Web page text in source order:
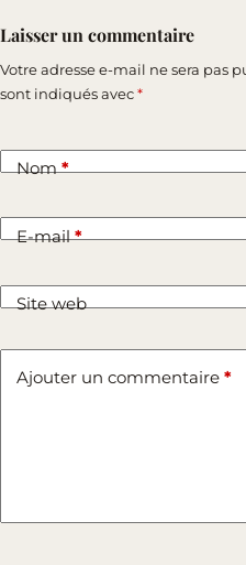
Laisser un commentaire
Votre adresse e-mail ne sera pas
sont indiqués avec*
Nom*
E-mail*
Site web
Ajouter un commentaire *